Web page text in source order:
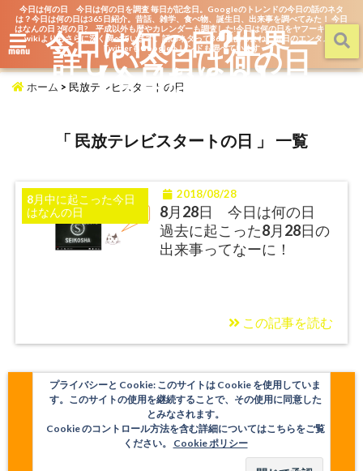
今日は何の日 今日は何の日を調査 毎日が記念日。Googleのトレンドの今日の話のネタ
は？今日は何の日は365日紹介。昔話、雑学、食べ物、誕生日、出来事を調べてみた！ 今日
はなんの日 ?何の月? 平成以外も暦やカレンダーも調査した!今日は何の日をヤフーキッズや
wikiよりもさらに深く調べています。話のネタって365日あるよね。毎日のエンタメを
TwitterもGoogleトレンドも調べています
menu 今日は何の日?世界一
詳しい今日は何の日
【今日なん？】
ホーム > 民放テレビスタートの日
「 民放テレビスタートの日 」 一覧
8月中に起こった今日
はなんの日
2018/08/28
8月28日 今日は何の日
過去に起こった8月28日の
出来事ってなーに！
この記事を読む
プライバシーと Cookie: このサイトは Cookie を使用していま
す。このサイトの使用を継続することで、その使用に同意した
とみなされます。
Cookie のコントロール方法を含む詳細についてはこちらをご覧
ください。 Cookie ポリシー